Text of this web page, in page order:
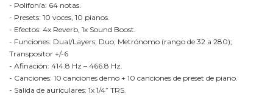
- Polifonía: 64 notas.
- Presets: 10 voces, 10 pianos.
- Efectos: 4x Reverb, 1x Sound Boost.
- Funciones: Dual/Layers; Duo; Metrónomo (rango de 32 a 280);
Transpositor +/-6
- Afinación: 414.8 Hz – 466.8 Hz.
- Canciones: 10 canciones demo + 10 canciones de preset de piano.
- Salida de auriculares: 1x 1/4” TRS.